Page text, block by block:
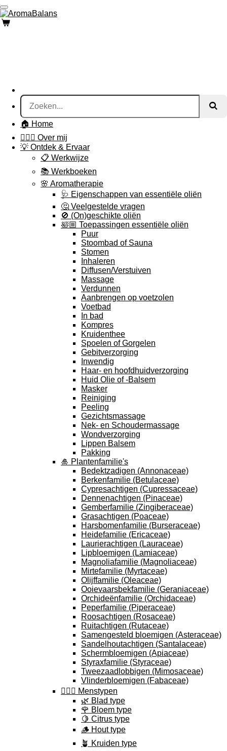
Ga
direct
naar
🏠 Home
🙋🏻‍♀️ Over mij
💡 Ontdek & Ervaar
📋 Werkwijze
📚 Werkboeken
🌸 Aromatherapie
🩺 Eigenschappen van essentiële oliën
🤔 Veelgestelde vragen
🚫 (On)geschikte oliën
🛀🏼 Toepassingen essentiële oliën
Puur
Stoombad of Sauna
Stomen
Inhaleren
Diffusen/Verstuiven
Massage
Verdunnen
Aanbrengen op voetzolen
Voetbad
In bad
Kompres
Kruidenthee
Spoelen of Gorgelen
Gebitverzorging
Inwendig
Haar- en hoofdhuidverzorging
Huid Olie of -Balsem
Masker
Reiniging
Peeling
Gezichtsmassage
Nek- en Schoudermassage
Wondverzorging
Lippen Balsem
Pakking
🎍 Plantenfamilie's
Bedektzadigen (Annonaceae)
Berkenfamilie (Betulaceae)
Cypresachtigen (Cupressaceae)
Dennenachtigen (Pinaceae)
Gemberfamilie (Zingiberaceae)
Grasachtigen (Poaceae)
Harsbomenfamilie (Burseraceae)
Heidefamilie (Ericaceae)
Laurierachtigen (Lauraceae)
Lipbloemigen (Lamiaceae)
Magnoliafamilie (Magnoliaceae)
Mirtefamilie (Myrtaceae)
Olijffamilie (Oleaceae)
Ooievaarsbekfamilie (Geraniaceae)
Orchideënfamilie (Orchidaceae)
Peperfamilie (Piperaceae)
Roosachtigen (Rosaceae)
Ruitachtigen (Rutaceae)
Samengesteld bloemigen (Asteraceae)
Sandelhoutachtigen (Santalaceae)
Schermbloemigen (Apiaceae)
Styraxfamilie (Styraceae)
Tweezaadlobbigen (Mimosaceae)
Vlinderbloemigen (Fabaceae)
🕵🏽‍♀️ Menstypen
🌿 Blad type
🌹 Bloem type
🍋 Citrus type
🪵 Hout type
🪴 Kruiden type